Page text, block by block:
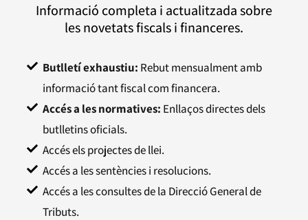
Informació completa i actualitzada sobre
les novetats fiscals i financeres.
Butlletí exhaustiu: Rebut mensualment amb
informació tant fiscal com financera.
Accés a les normatives: Enllaços directes dels
butlletins oficials.
Accés els projectes de llei.
Accés a les sentències i resolucions.
Accés a les consultes de la Direcció General de
Tributs.